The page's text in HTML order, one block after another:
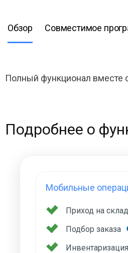
Обзор Совместимое
Полный функционал вместе
Подробнее о
Мобильные
Приход на склад
Подбор заказа